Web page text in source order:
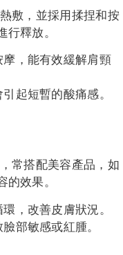
敷，並採用揉捏和按
釋放。
，能有效緩解肩頸
起短暫的酸痛感。
常搭配美容產品，如
效果。
，改善皮膚狀況。
部敏感或紅腫。